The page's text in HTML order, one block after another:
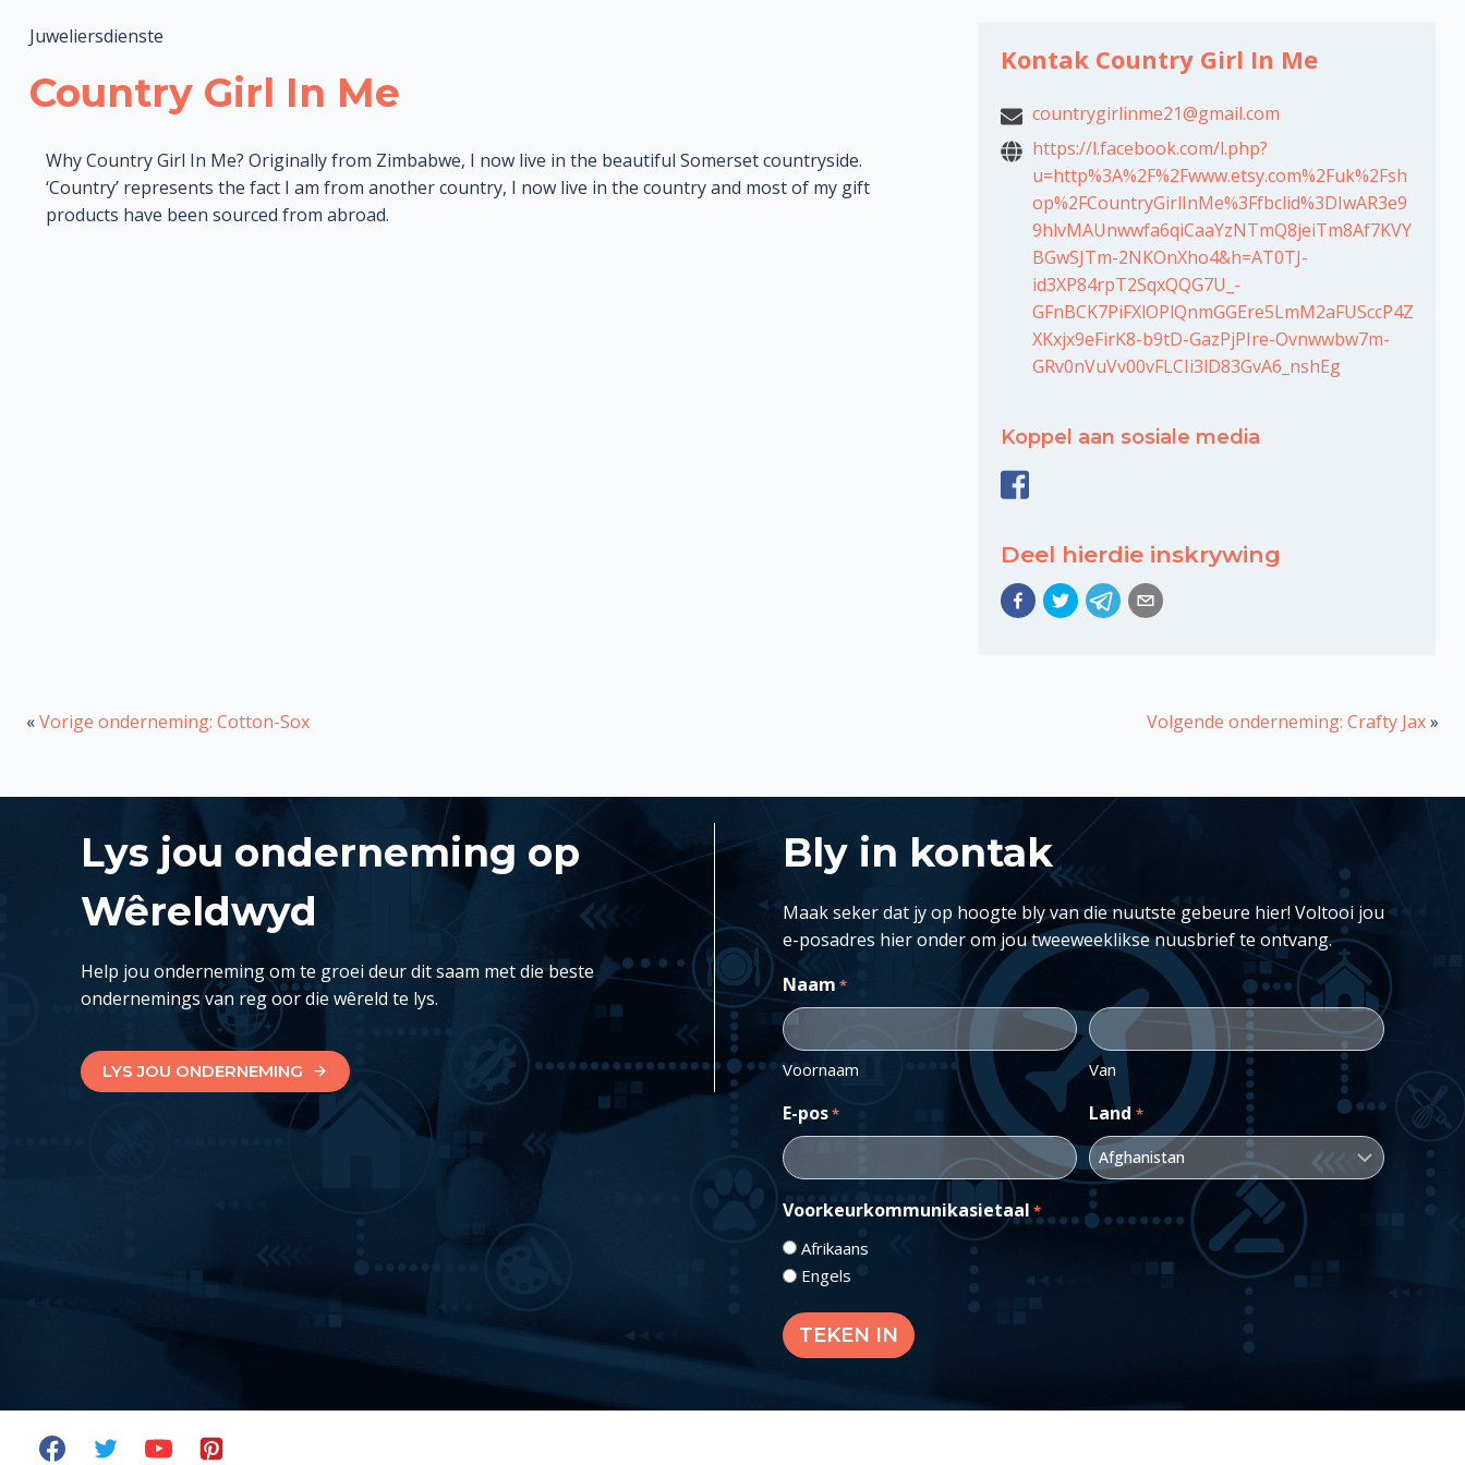
Juweliersdienste
Country Girl In Me
Why Country Girl In Me? Originally from Zimbabwe, I now live in the beautiful Somerset countryside.
‘Country’ represents the fact I am from another country, I now live in the country and most of my gift
products have been sourced from abroad.
Kontak Country Girl In Me
countrygirlinme21@gmail.com
https://l.facebook.com/l.php?
u=http%3A%2F%2Fwww.etsy.com%2Fuk%2Fsh
op%2FCountryGirlInMe%3Ffbclid%3DIwAR3e9
9hlvMAUnwwfa6qiCaaYzNTmQ8jeiTm8Af7KVY
BGwSJTm-2NKOnXho4&h=AT0TJ-
id3XP84rpT2SqxQQG7U_-
GFnBCK7PiFXlOPlQnmGGEre5LmM2aFUSccP4Z
XKxjx9eFirK8-b9tD-GazPjPIre-Ovnwwbw7m-
GRv0nVuVv00vFLCIi3lD83GvA6_nshEg
Koppel aan sosiale media
Deel hierdie inskrywing
«Vorige onderneming: Cotton-Sox Volgende onderneming: Crafty Jax»
Lys jou onderneming op
Wêreldwyd
Help jou onderneming om te groei deur dit saam met die beste
ondernemings van reg oor die wêreld te lys.
LYS JOU ONDERNEMING
Bly in kontak
Maak seker dat jy op hoogte bly van die nuutste gebeure hier! Voltooi jou
e-posadres hier onder om jou tweeweeklikse nuusbrief te ontvang.
Naam *
Voornaam Van
E-pos* Land *
Voorkeurkommunikasietaal *
Afrikaans
Engels